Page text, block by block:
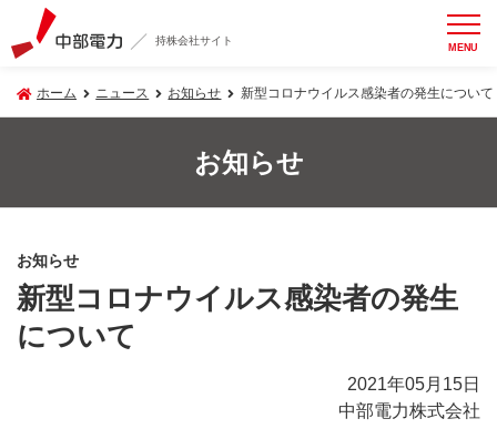
持株会社サイト MENU
ホーム ニュース お知らせ 新型コロナウイルス感染者の発生について
お知らせ
お知らせ
新型コロナウイルス感染者の発生
について
2021年05月15日
中部電力株式会社